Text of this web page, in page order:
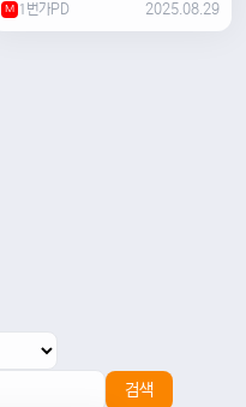
#electronicmusic #singer
#newmusic #music #여행
M 1번가PD 2025.08.29
검색